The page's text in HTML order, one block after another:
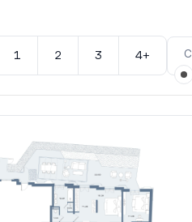
1 2 3 4+
115 кв. II кв. 2028 2